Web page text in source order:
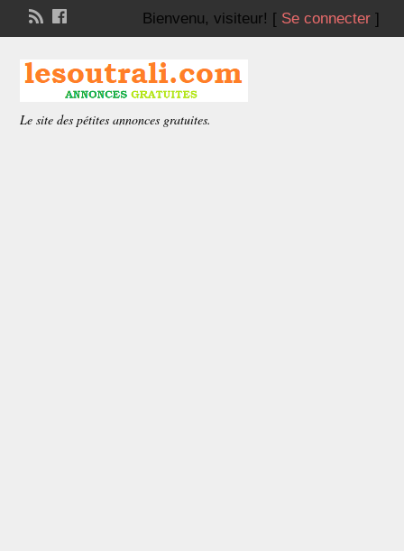
Bienvenu, visiteur! [ Se connecter]
Le site des pétites annonces gratuites.